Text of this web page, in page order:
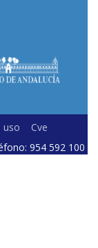
uso
Cve
954 592 100